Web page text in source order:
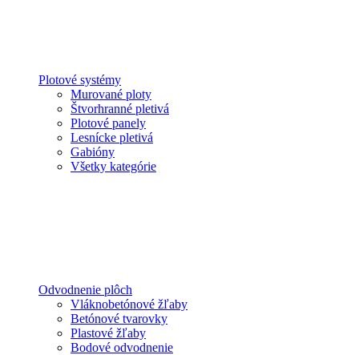
Plotové systémy
Murované ploty
Štvorhranné pletivá
Plotové panely
Lesnícke pletivá
Gabióny
Všetky kategórie
Odvodnenie plôch
Vláknobetónové žľaby
Betónové tvarovky
Plastové žľaby
Bodové odvodnenie